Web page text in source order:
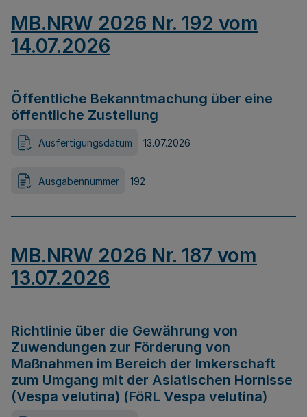
MB.NRW 2026 Nr. 192 vom
14.07.2026
Öffentliche Bekanntmachung über eine
öffentliche Zustellung
Ausfertigungsdatum 13.07.2026
Ausgabennummer 192
MB.NRW 2026 Nr. 187 vom
13.07.2026
Richtlinie über die Gewährung von
Zuwendungen zur Förderung von
Maßnahmen im Bereich der Imkerschaft
zum Umgang mit der Asiatischen Hornisse
(Vespa velutina) (FöRL Vespa velutina)